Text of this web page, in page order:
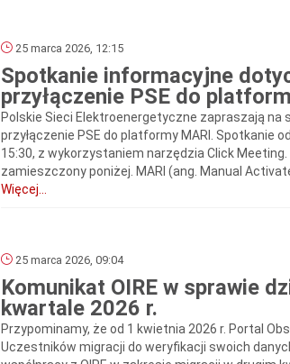
25 marca 2026, 12:15
Spotkanie informacyjne
przyłączenie PSE do
Polskie Sieci Elektroenergetyczne zapraszają
przyłączenie PSE do platformy MARI. Spotkanie
15:30, z wykorzystaniem narzędzia Click
zamieszczony poniżej. MARI (ang. Manual
Więcej...
25 marca 2026, 09:04
Komunikat OIRE w sprawie
kwartale 2026 r.
Przypominamy, że od 1 kwietnia 2026 r. Portal
Uczestników migracji do weryfikacji swoich